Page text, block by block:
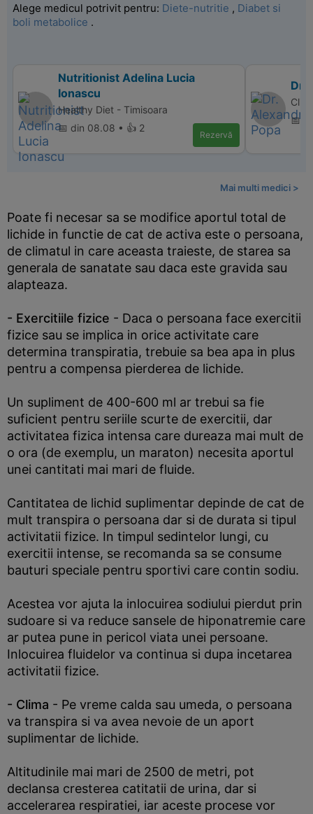
Alege medicul potrivit pentru: Diete-nutritie , Diabet si
boli metabolice .
Nutritionist Adelina Lucia
Ionascu
Healthy Diet - Timisoara
📅 din 08.08 • 👍 2
Rezervă
Dr.
📅
Mai multi medici >
Poate fi necesar sa se modifice aportul total de
lichide in functie de cat de activa este o persoana,
de climatul in care aceasta traieste, de starea sa
generala de sanatate sau daca este gravida sau
alapteaza.
- Exercitiile fizice - Daca o persoana face exercitii
fizice sau se implica in orice activitate care
determina transpiratia, trebuie sa bea apa in plus
pentru a compensa pierderea de lichide.
Un supliment de 400-600 ml ar trebui sa fie
suficient pentru seriile scurte de exercitii, dar
activitatea fizica intensa care dureaza mai mult de
o ora (de exemplu, un maraton) necesita aportul
unei cantitati mai mari de fluide.
Cantitatea de lichid suplimentar depinde de cat de
mult transpira o persoana dar si de durata si tipul
activitatii fizice. In timpul sedintelor lungi, cu
exercitii intense, se recomanda sa se consume
bauturi speciale pentru sportivi care contin sodiu.
Acestea vor ajuta la inlocuirea sodiului pierdut prin
sudoare si va reduce sansele de hiponatremie care
ar putea pune in pericol viata unei persoane.
Inlocuirea fluidelor va continua si dupa incetarea
activitatii fizice.
- Clima - Pe vreme calda sau umeda, o persoana
va transpira si va avea nevoie de un aport
suplimentar de lichide.
Altitudinile mai mari de 2500 de metri, pot
declansa cresterea catitatii de urina, dar si
accelerarea respiratiei, iar aceste procese vor